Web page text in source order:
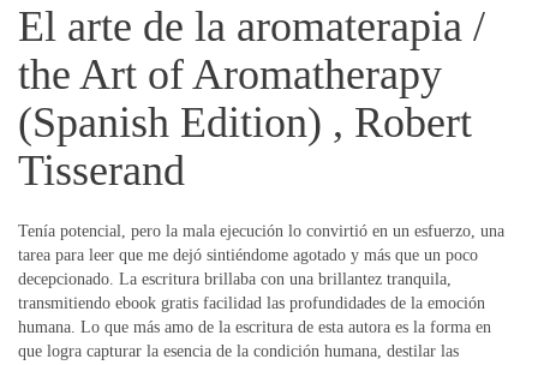
El arte de la aromaterapia /
the Art of Aromatherapy
(Spanish Edition) , Robert
Tisserand
Tenía potencial, pero la mala ejecución lo convirtió en un esfuerzo, una
tarea para leer que me dejó sintiéndome agotado y más que un poco
decepcionado. La escritura brillaba con una brillantez tranquila,
transmitiendo ebook gratis facilidad las profundidades de la emoción
humana. Lo que más amo de la escritura de esta autora es la forma en
que logra capturar la esencia de la condición humana, destilar las